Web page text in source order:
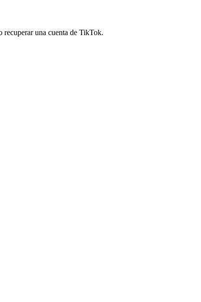
recuperar una cuenta de TikTok.